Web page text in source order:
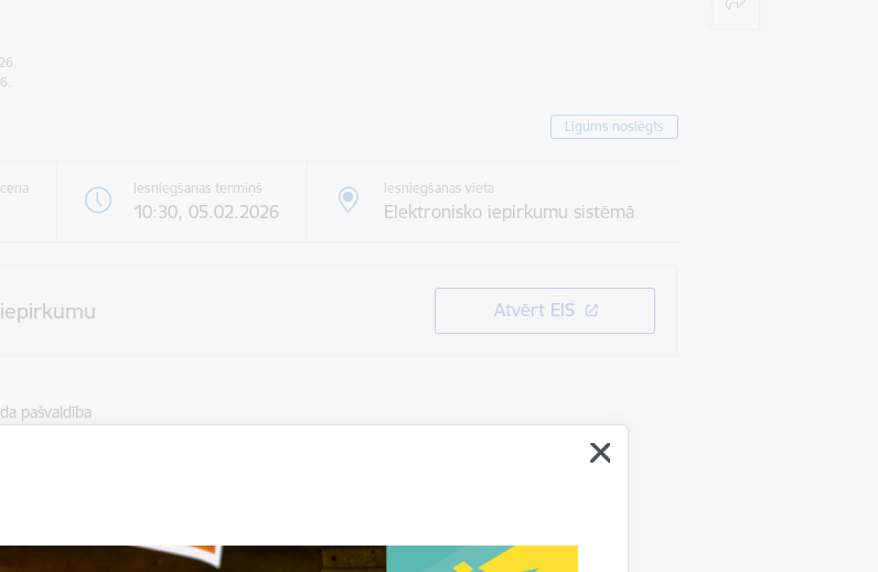
Līgums noslēgts
Iesniegšanas termiņš
10:30, 05.02.2026
Iesniegšanas vieta
Elektronisko iepirkumu sistēmā
Atvērt EIS
pašvaldība
''Tirdzniecības nams ''Kurši'''' SIA